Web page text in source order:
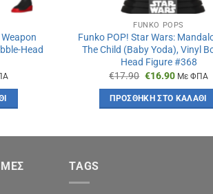
Head
FUNKO POPS
Funko POP! Star Wars:
The Child (Baby Yoda), Vinyl
Head Figure #368
€17.90 Original
was:
€17.90.
€16.90Η
τιμή
είναι:
Με ΦΠΑ
ΠΡΟΣΘΉΚΗ ΣΤΟ ΚΑΛΆΘΙ
TAGS